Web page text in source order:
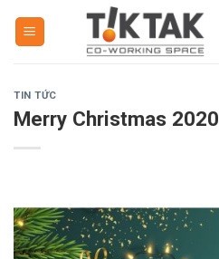
TIN TỨC
Merry Christmas 2020